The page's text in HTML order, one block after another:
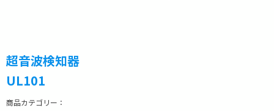
超音波検知器
UL101
商品カテゴリー：